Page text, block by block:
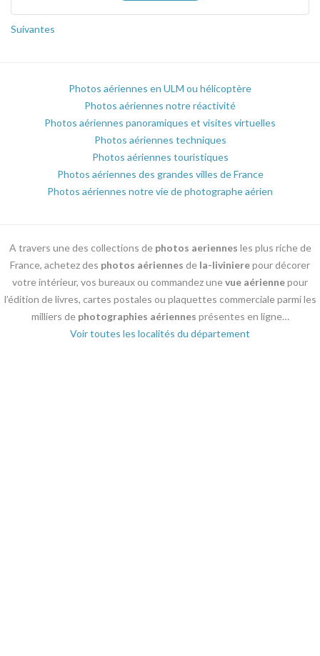
Suivantes
Photos aériennes en ULM ou hélicoptère
Photos aériennes notre réactivité
Photos aériennes panoramiques et visites virtuelles
Photos aériennes techniques
Photos aériennes touristiques
Photos aériennes des grandes villes de France
Photos aériennes notre vie de photographe aérien
A travers une des collections de photos aeriennes les plus riche de
France, achetez des photos aériennes de la-livinierepour décorer
votre intérieur, vos bureaux ou commandez unevue aériennepour
l’édition de livres, cartes postales ou plaquettes commerciale parmi les
milliers de photographies aériennes présentes en ligne…
Voir toutes les localités du département